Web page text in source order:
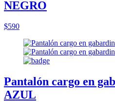
NEGRO
$590
Pantalón cargo en
AZUL